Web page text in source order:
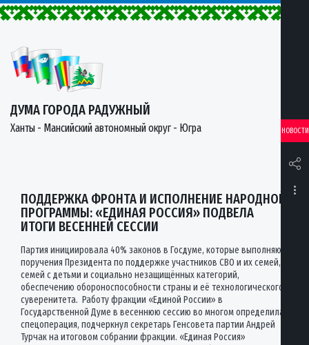
ДУМА ГОРОДА РАДУЖНЫЙ
Ханты - Мансийский автономный округ - Югра НОВОСТИ
ПОДДЕРЖКА ФРОНТА И ИСПОЛНЕНИЕ НАРОДНОЙ
ПРОГРАММЫ: «ЕДИНАЯ РОССИЯ» ПОДВЕЛА
ИТОГИ ВЕСЕННЕЙ СЕССИИ
Партия инициировала 40% законов в Госдуме, которые выполняют
поручения Президента по поддержке участников СВО и их семей,
семей с детьми и социально незащищённых категорий,
обеспечению обороноспособности страны и её технологического
суверенитета. Работу фракции «Единой России» в
Государственной Думе в весеннюю сессию во многом определила
спецоперация, подчеркнул секретарь Генсовета партии Андрей
Турчак на итоговом собрании фракции. «Единая Россия»